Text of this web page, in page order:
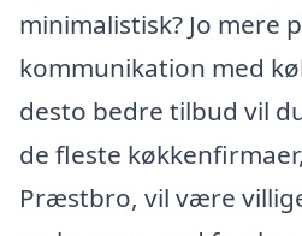
minimalistisk? Jo mere
kommunikation med
desto bedre tilbud vil
de fleste
Præstbro, vil være